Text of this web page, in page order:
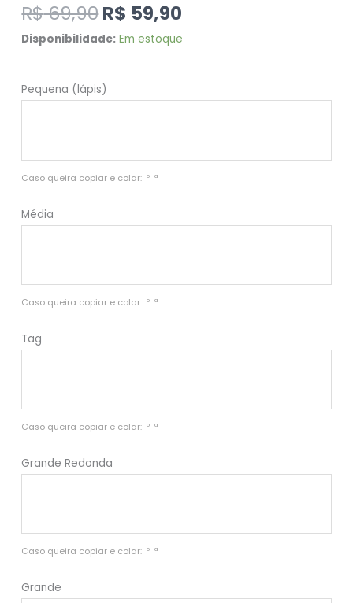
R$69,90R$ 59,90
Disponibilidade: Em estoque
Pequena (lápis)
Caso queira copiar e colar:  º  ª
Média
Caso queira copiar e colar:  º  ª
Tag
Caso queira copiar e colar:  º  ª
Grande Redonda
Caso queira copiar e colar:  º  ª
Grande